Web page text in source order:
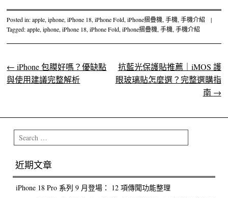
Posted in:apple,iphone,iPhone 18,iPhone Fold,iPhone摺疊機,手機,手機介紹
|
Tagged:apple,iphone,iPhone 18,iPhone Fold,iPhone摺疊機,手機,手機介紹
Post navigation
← iPhone 包膜好嗎？優缺點
與使用建議完整解析
抗藍光保護貼推薦｜iMOS 護
眼玻璃貼怎麼選？完整選購指
南 →
Search
近期文章
iPhone 18 Pro 系列 9 月登場： 12 項傳聞功能整理